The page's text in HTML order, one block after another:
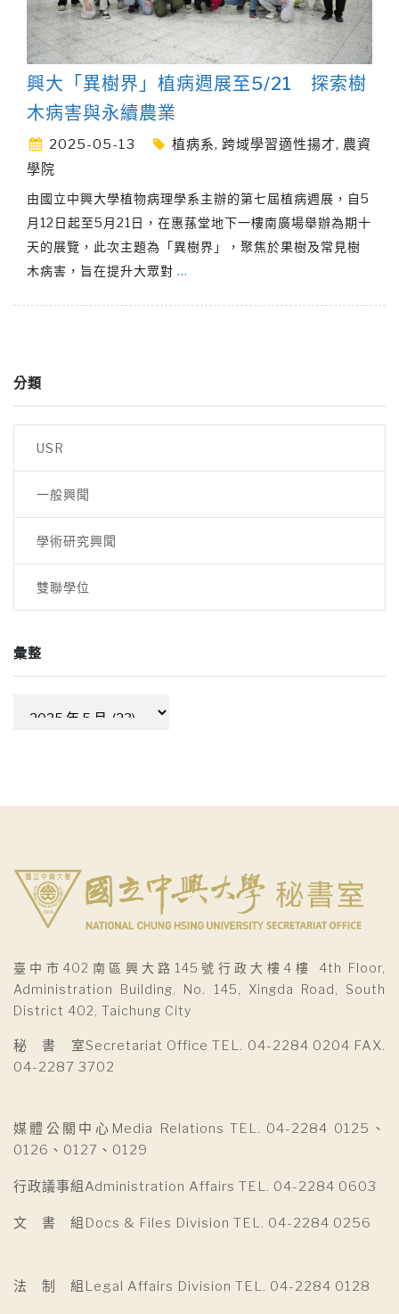
興大「異樹界」植病週展至5/21 探索樹
木病害與永續農業
2025-05-13 植病系, 跨域學習適性揚才, 農資
學院
由國立中興大學植物病理學系主辦的第七屆植病週展，自5
月12日起至5月21日，在惠蓀堂地下一樓南廣場舉辦為期十
天的展覽，此次主題為「異樹界」，聚焦於果樹及常見樹
木病害，旨在提升大眾對 …
分類
USR
一般興聞
學術研究興聞
雙聯學位
彙整
臺中市402南區興大路145號行政大樓4樓 4th Floor,
Administration Building, No. 145, Xingda Road, South
District 402, Taichung City
秘 書 室Secretariat Office TEL. 04-2284 0204 FAX.
04-2287 3702
媒體公關中心Media Relations TEL. 04-2284 0125、
0126、0127、0129
行政議事組Administration Affairs TEL. 04-2284 0603
文 書 組Docs & Files Division TEL. 04-2284 0256
法 制 組Legal Affairs Division TEL. 04-2284 0128